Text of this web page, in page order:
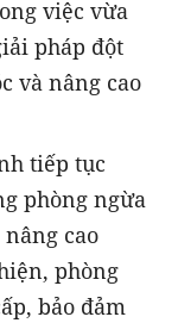
việc vừa
pháp đột
và nâng cao
tiếp tục
phòng ngừa
cao
phòng
bảo đảm